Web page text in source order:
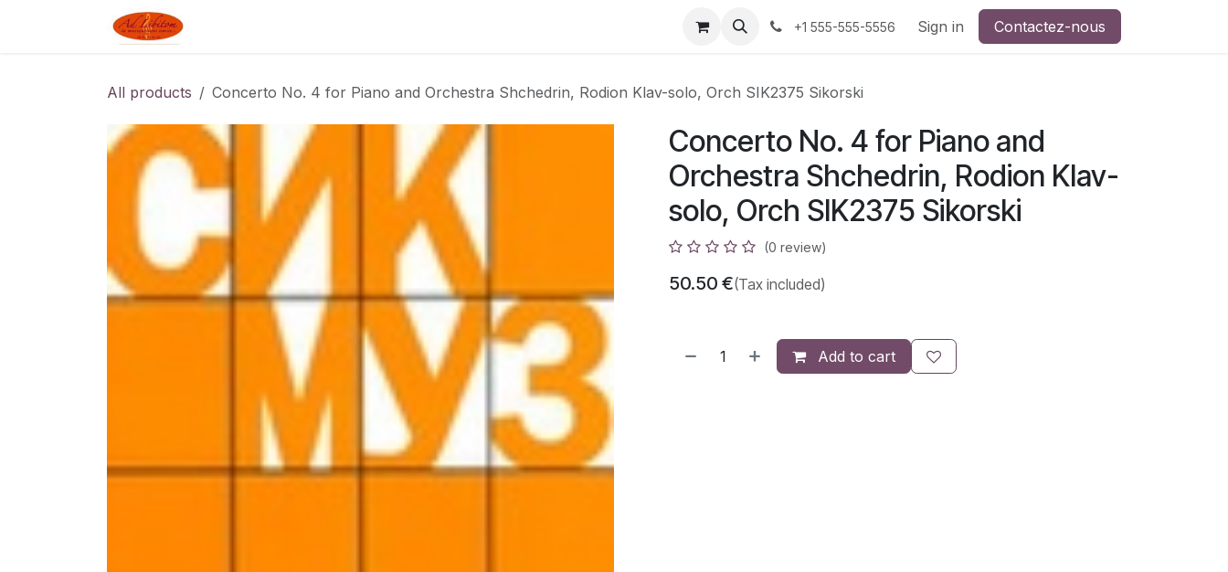
Appointment Contact us +1 555-555-5556 Sign in Contactez-nous
All products Concerto No. 4 for Piano and Orchestra Shchedrin, Rodion Klav-solo, Orch SIK2375 Sikorski
Concerto No. 4 for Piano and
Orchestra Shchedrin, Rodion Klav-
solo, Orch SIK2375 Sikorski
(0 review)
50.50 €(Tax included)
Add to cart